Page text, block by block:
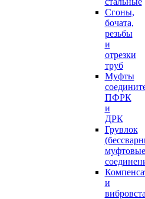
Сгоны,
бочата,
резьбы
и
отрезки
труб
Муфты
ПФРК
и
ДРК
Грувлок
муфтовые
и